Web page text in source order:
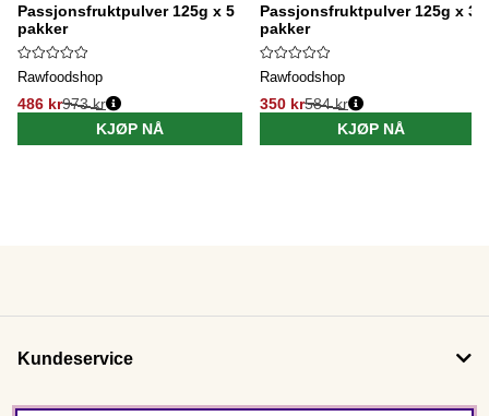
Passjonsfruktpulver 125g x 5
pakker
Rawfoodshop
486 kr973 kr
KJØP NÅ
Passjonsfruktpulver 125g x 3
pakker
Rawfoodshop
350 kr584 kr
KJØP NÅ
Kundeservice